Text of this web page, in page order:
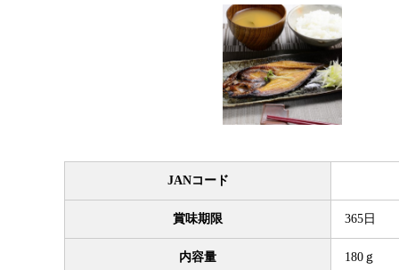
JANコード
賞味期限 365日
内容量 180ｇ